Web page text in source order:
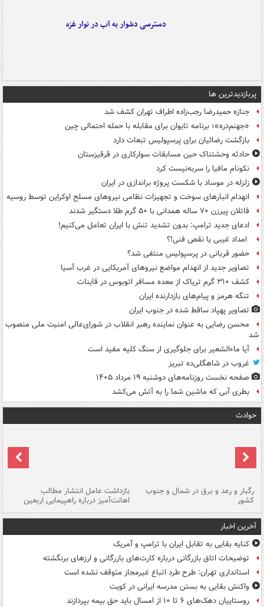
دسترسی دشوار به آب در نوار غزه
پربازدیدترین ها
جنازه حمیدرضا رجب‌زاده اطراف تهران کشف شد
«جهنم‌دره»؛ برنامه تایوان برای مقابله با حمله احتمالی چین
بازگشت رضائیان برای پرسپولیس تبعات دارد
حادثه وحشتناک حین مسابقات سوارکاری در قرقیزستان
نکونام مافیا را سربه‌نیست کرد
زلزله در موساد با شکست پروژه براندازی در ایران
انهدام انبارهای سوخت و تجهیزات نظامی نیروهای مسلح اوکراین توسط روسیه
قاتلان پیرزن ۷۰ ساله همدانی با ۵۰ گرم طلا دستگیر شدند
ادعای جدید ترامپ: بدون تشدید تنش با ایران تعامل می‌کنیم!
امداد غیبی یا نقص فنی!؟
حضور قربانی در پرسپولیس منتفی شد؟
تصاویر جدید از انهدام مواضع نیروهای آمریکایی در غرب آسیا
کشف ۳۱۰ گرم تریاک از معده مسافر اتوبوس در قاینات
تنگه هرمز و پیام‌های بازدارنده ایران
تصاویر پهپاد ساقط شده در جنوب ایران
محسن رضایی به عنوان نماینده رهبر انقلاب در شورای‌عالی امنیت ملی منصوب
شد
آیا ماءالشعیر برای جلوگیری از سنگ کلیه مفید است
غروب در شاهگلی‌ده تبریز
صفحه نخست روزنامه‌های دوشنبه ۱۹ مرداد ۱۴۰۵
بطری آبی که ماشین شما را به آتش می‌کشد
حوادث
رگبار و رعد و برق در شمال و جنوب
کشور
بازداشت عامل انتشار مطالب
اهانت‌آمیز درباره راهپیمایی اربعین
آخرین اخبار
کنایه بقایی به تقابل ایران با ترامپ و آمریک
توضیحات اتاق بازرگانی درباره کارت‌های بازرگانی و ارزهای برنگشته
استانداری تهران: طرح طرد اتباع غیرمجاز متوقف نشده است
واکنش بقایی به بستن مدرسه ایرانی در کویت
روستاییان دهک‌های ۶ تا ۱۰ از امسال باید حق بیمه بپردازند